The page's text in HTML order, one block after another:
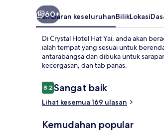
60+
Gambaran keseluruhanBilikLokasi
Di Crystal Hotel Hat Yai, anda akan
ialah tempat yang sesuai untuk
antarabangsa dan dibuka untuk
kecergasan, dan tab panas.
Ulasan
8.28.2 daripada 10
Sangat baik
Lihat kesemua 169 ulasan
Kemudahan popular